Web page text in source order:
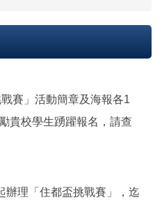
賽」活動簡章及海報各1
貴校學生踴躍報名，請查
辦理「住都盃挑戰賽」，迄